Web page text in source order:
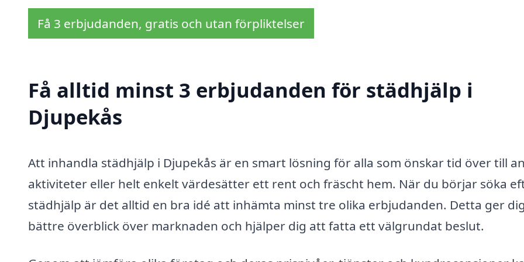
Få 3 erbjudanden, gratis och utan förpliktelser
Få alltid minst 3 erbjudanden för städhjälp i
Djupekås
Att inhandla städhjälp i Djupekås är en smart lösning för alla som önskar tid över till
aktiviteter eller helt enkelt värdesätter ett rent och fräscht hem. När du börjar söka
städhjälp är det alltid en bra idé att inhämta minst tre olika erbjudanden. Detta ger
bättre överblick över marknaden och hjälper dig att fatta ett välgrundat beslut.